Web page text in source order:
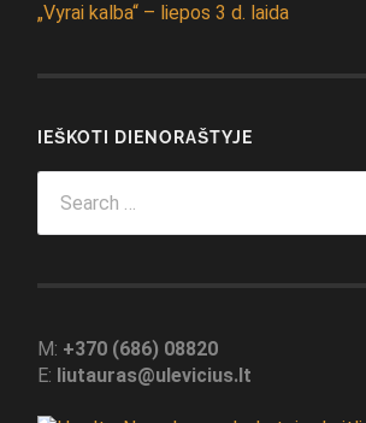
„Vyrai kalba“ – liepos 3 d. laida
IEŠKOTI DIENORAŠTYJE
for:
M: +370 (686) 08820
E: liutauras@ulevicius.lt